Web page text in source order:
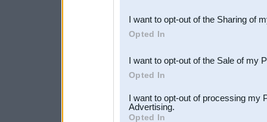
Downstream Participants
third parties.
I want to opt-out of the Sharing of
Opted In
I want to opt-out of the Sale of my
Opted In
I want to opt-out of processing my
Advertising.
Opted In